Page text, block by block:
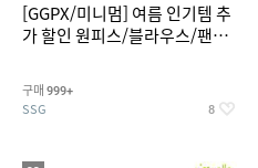
[GGPX/미니멈] 여름 인기템 추
가 할인 원피스/블라우스/팬츠
구매 999+
SSG 8